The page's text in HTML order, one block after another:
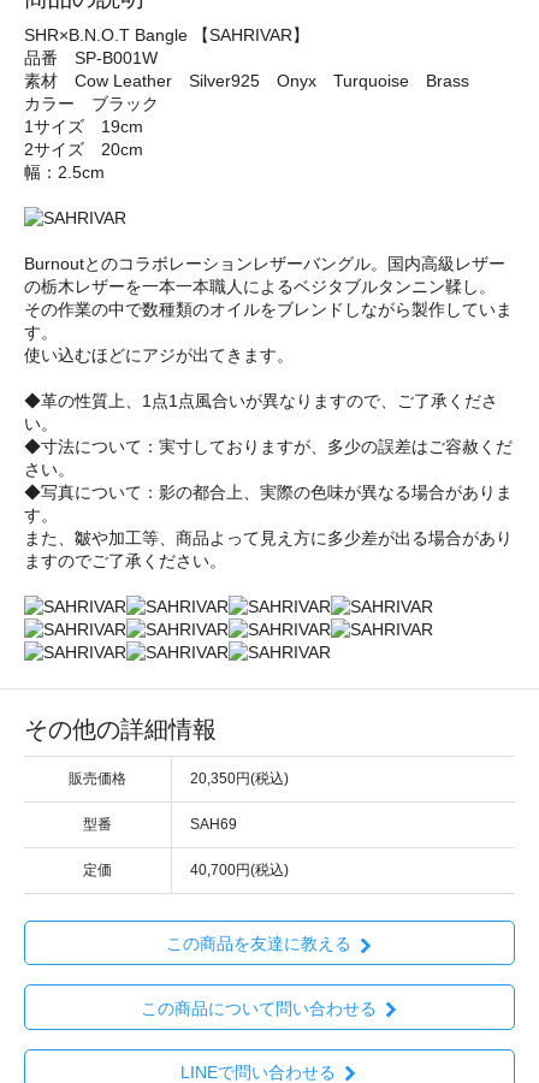
SHR×B.N.O.T Bangle 【SAHRIVAR】
品番 SP-B001W
素材 Cow Leather Silver925 Onyx Turquoise Brass
カラー ブラック
1サイズ 19cm
2サイズ 20cm
幅：2.5cm
Burnoutとのコラボレーションレザーバングル。国内高級レザー
の栃木レザーを一本一本職人によるベジタブルタンニン鞣し。
その作業の中で数種類のオイルをブレンドしながら製作していま
す。
使い込むほどにアジが出てきます。
◆革の性質上、1点1点風合いが異なりますので、ご了承くださ
い。
◆寸法について：実寸しておりますが、多少の誤差はご容赦くだ
さい。
◆写真について：影の都合上、実際の色味が異なる場合がありま
す。
また、皺や加工等、商品よって見え方に多少差が出る場合があり
ますのでご了承ください。
その他の詳細情報
販売価格 20,350円(税込)
型番 SAH69
定価 40,700円(税込)
この商品を友達に教える
この商品について問い合わせる
LINEで問い合わせる